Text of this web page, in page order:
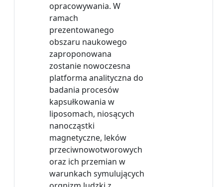
opracowywania. W
ramach
prezentowanego
obszaru naukowego
zaproponowana
zostanie nowoczesna
platforma analityczna do
badania procesów
kapsułkowania w
liposomach, niosących
nanocząstki
magnetyczne, leków
przeciwnowotworowych
oraz ich przemian w
warunkach symulujących